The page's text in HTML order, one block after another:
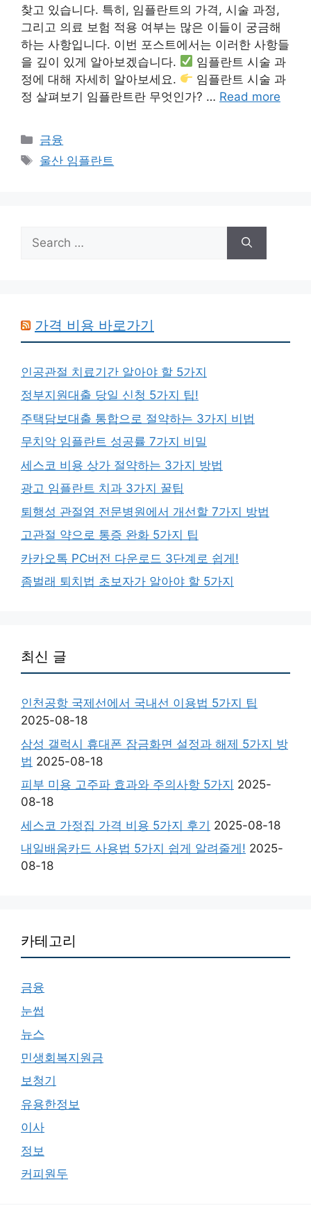
찾고 있습니다. 특히, 임플란트의 가격, 시술 과정,
그리고 의료 보험 적용 여부는 많은 이들이 궁금해
하는 사항입니다. 이번 포스트에서는 이러한 사항들
을 깊이 있게 알아보겠습니다.
임플란트 시술 과
정에 대해 자세히 알아보세요.
임플란트 시술 과
정 살펴보기 임플란트란 무엇인가? … Read more
Categories
금융
Tags
울산 임플란트
for:
가격 비용 바로가기
인공관절 치료기간 알아야 할 5가지
정부지원대출 당일 신청 5가지 팁!
주택담보대출 통합으로 절약하는 3가지 비법
무치악 임플란트 성공률 7가지 비밀
세스코 비용 상가 절약하는 3가지 방법
광고 임플란트 치과 3가지 꿀팁
퇴행성 관절염 전문병원에서 개선할 7가지 방법
고관절 약으로 통증 완화 5가지 팁
카카오톡 PC버전 다운로드 3단계로 쉽게!
좀벌래 퇴치법 초보자가 알아야 할 5가지
최신 글
인천공항 국제선에서 국내선 이용법 5가지 팁
2025-08-18
삼성 갤럭시 휴대폰 잠금화면 설정과 해제 5가지 방
법 2025-08-18
피부 미용 고주파 효과와 주의사항 5가지 2025-
08-18
세스코 가정집 가격 비용 5가지 후기 2025-08-18
내일배움카드 사용법 5가지 쉽게 알려줄게! 2025-
08-18
카테고리
금융
눈썹
뉴스
민생회복지원금
보청기
유용한정보
이사
정보
커피원두